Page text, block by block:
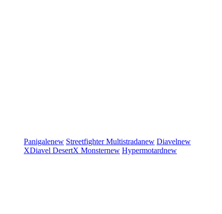
Panigalenew StreetfighterMultistradanew Diavelnew
XDiavel DesertX Monsternew Hypermotardnew